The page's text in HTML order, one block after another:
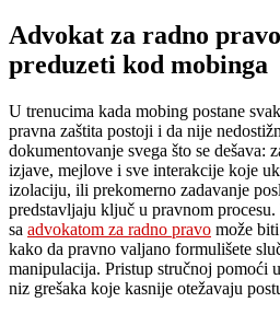
Advokat za radno
preduzeti kod mobinga
U trenucima kada mobing postane
pravna zaštita postoji i da nije
dokumentovanje svega što se dešava:
izjave, mejlove i sve interakcije koje
izolaciju, ili prekomerno zadavanje
predstavljaju ključ u pravnom
sa advokatom za radno pravo može
kako da pravno valjano formulišete
manipulacija. Pristup stručnoj pomoći
niz grešaka koje kasnije otežavaju